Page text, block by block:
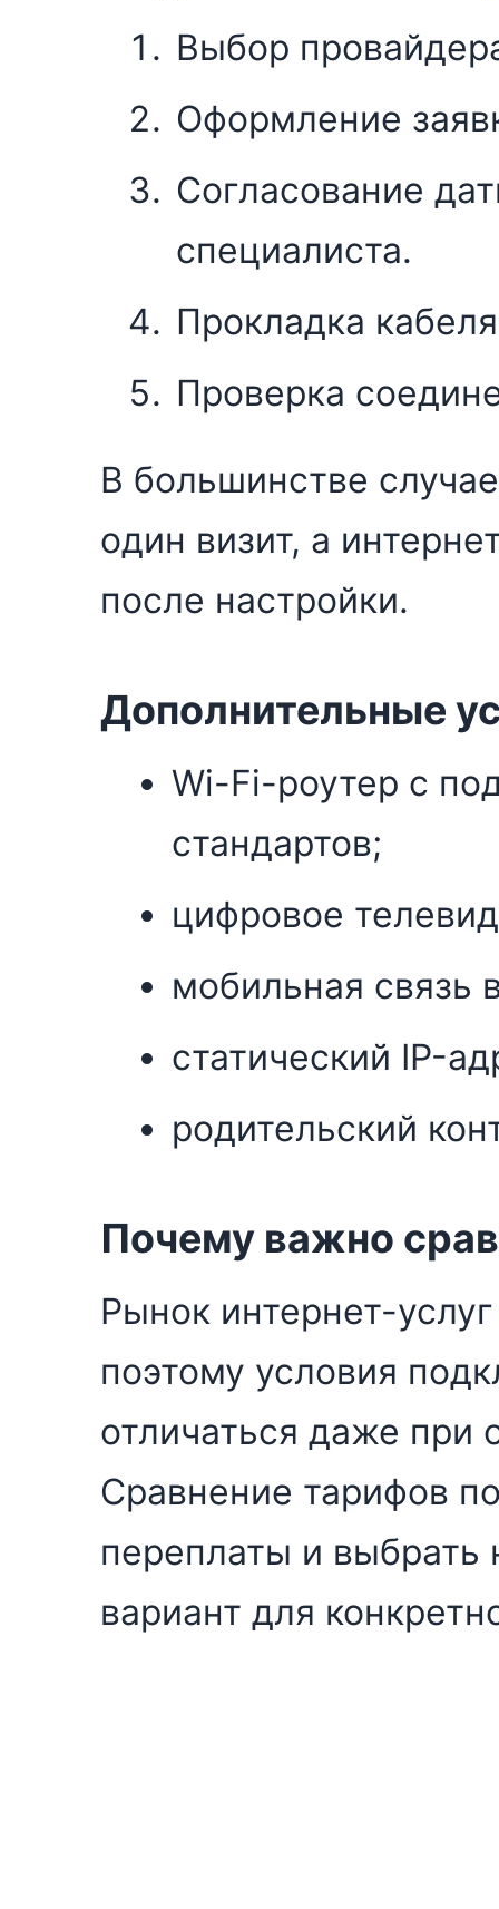
Выбор
Оформление
Согласование
специалиста.
Прокладка
Проверка
В большинстве
один визит, а
после настройки.
Дополнительные
Wi-Fi-роутер с
стандартов;
цифровое
мобильная связь
статический IP-
родительский
Почему важно
Рынок интернет-
поэтому условия
отличаться даже при
Сравнение тарифов
переплаты и
вариант для